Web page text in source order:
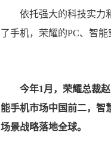
依托强大的科技实力
了手机，荣耀的PC、智能
今年1月，荣耀总裁
能手机市场中国前二，智
场景战略落地全球。